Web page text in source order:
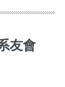
友會